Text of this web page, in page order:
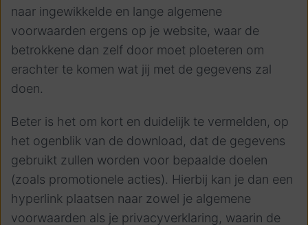
naar ingewikkelde en lange algemene
voorwaarden ergens op je website, waar de
betrokkene dan zelf door moet ploeteren om
erachter te komen wat jij met de gegevens zal
doen.
Beter is het om kort en duidelijk te vermelden, op
het ogenblik van de download, dat de gegevens
gebruikt zullen worden voor bepaalde doelen
(zoals promotionele acties). Hierbij kan je dan een
hyperlink plaatsen naar zowel je algemene
voorwaarden als je privacyverklaring, waarin de